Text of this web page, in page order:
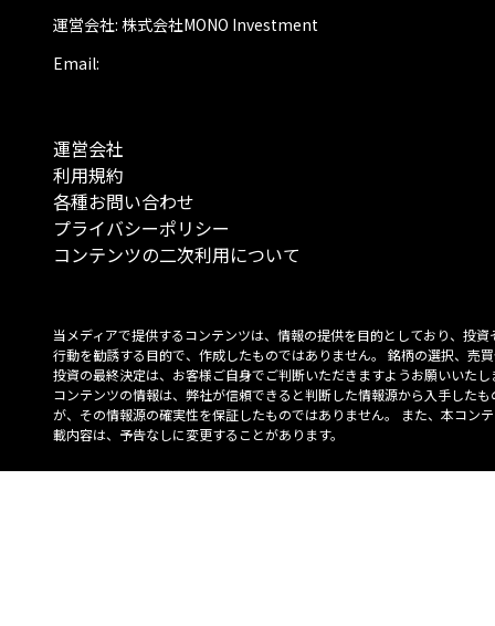
運営会社: 株式会社MONO Investment
Email:
運営会社
利用規約
各種お問い合わせ
プライバシーポリシー
コンテンツの二次利用について
当メディアで提供するコンテンツは、情報の提供を目的としており、投資
行動を勧誘する目的で、作成したものではありません。 銘柄の選択、売
投資の最終決定は、お客様ご自身でご判断いただきますようお願いいたし
コンテンツの情報は、弊社が信頼できると判断した情報源から入手したも
が、その情報源の確実性を保証したものではありません。 また、本コン
載内容は、予告なしに変更することがあります。